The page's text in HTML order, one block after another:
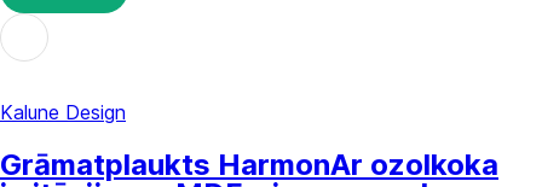
LIKT GROZĀ
Kalune Design
Grāmatplaukts HarmonAr ozolkoka